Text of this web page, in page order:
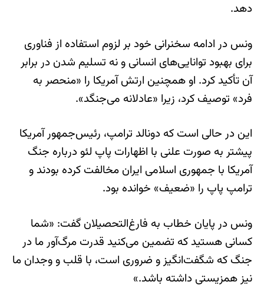
دهد.
ونس در ادامه سخنرانی خود بر لزوم استفاده از فناوری
برای بهبود توانایی‌های انسانی و نه تسلیم شدن در برابر
آن تأکید کرد. او همچنین ارتش آمریکا را «منحصر به
فرد» توصیف کرد، زیرا «عادلانه می‌جنگد».
این در حالی است که دونالد ترامپ، رئیس‌جمهور آمریکا
پیشتر به صورت علنی با اظهارات پاپ لئو درباره جنگ
آمریکا با جمهوری اسلامی ایران مخالفت کرده بودند و
ترامپ پاپ را «ضعیف» خوانده بود.
ونس در پایان خطاب به فارغ‌التحصیلان گفت: «شما
کسانی هستید که تضمین می‌کنید قدرت مرگ‌آور ما در
جنگ که شگفت‌انگیز و ضروری است، با قلب و وجدان ما
نیز همزیستی داشته باشد.»